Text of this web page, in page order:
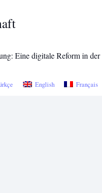
Eine digitale Reform in
English Français